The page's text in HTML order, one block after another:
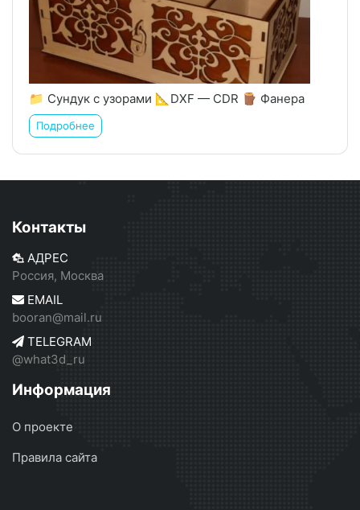
📁 Сундук с узорами 📐DXF — CDR 🪵 Фанера
Подробнее
Контакты
АДРЕС
Россия, Москва
EMAIL
booran@mail.ru
TELEGRAM
@what3d_ru
Информация
О проекте
Правила сайта